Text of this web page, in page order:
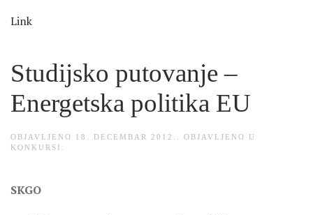
Link
Studijsko putovanje –
Energetska politika EU
OBJAVLJENO 18. DECEMBAR 2012.
. OBJAVLJENO U
KONKURSI
SKGO